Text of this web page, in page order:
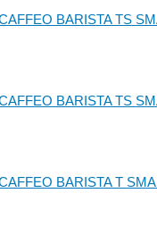
BARISTA TS
BARISTA TS
BARISTA T